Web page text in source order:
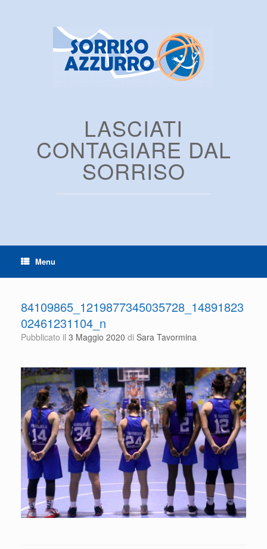
LASCIATI
CONTAGIARE DAL
SORRISO
Menu
84109865_1219877345035728_14891823
02461231104_n
Pubblicato il 3 Maggio 2020 di Sara Tavormina